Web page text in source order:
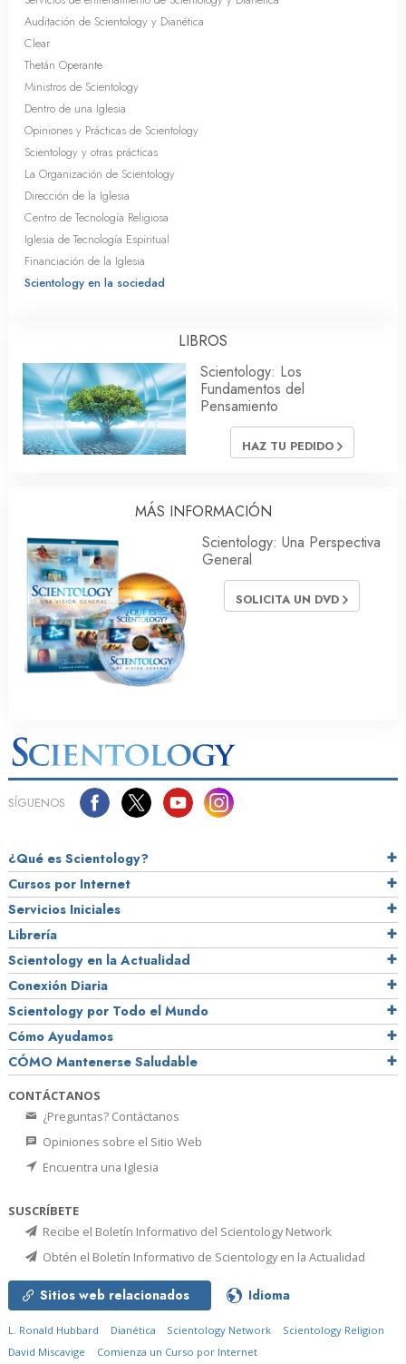
Auditación de Scientology y Dianética
Clear
Thetán Operante
Ministros de Scientology
Dentro de una Iglesia
Opiniones y Prácticas de Scientology
Scientology y otras prácticas
La Organización de Scientology
Dirección de la Iglesia
Centro de Tecnología Religiosa
Iglesia de Tecnología Espiritual
Financiación de la Iglesia
Scientology en la sociedad
LIBROS
Scientology: Los
Fundamentos del
Pensamiento
HAZ TU PEDIDO
MÁS INFORMACIÓN
Scientology: Una Perspectiva
General
SOLICITA UN DVD
SÍGUENOS
¿Qué es Scientology?
Cursos por Internet
Servicios Iniciales
Librería
Scientology en la Actualidad
Conexión Diaria
Scientology por Todo el Mundo
Cómo Ayudamos
CÓMO Mantenerse Saludable
CONTÁCTANOS
¿Preguntas? Contáctanos
Opiniones sobre el Sitio Web
Encuentra una Iglesia
SUSCRÍBETE
Recibe el Boletín Informativo del Scientology Network
Obtén el Boletín Informativo de Scientology en la Actualidad
Sitios web relacionados Idioma
L. Ronald Hubbard Dianética Scientology Network
Scientology Religion
David Miscavige
Comienza un Curso por Internet